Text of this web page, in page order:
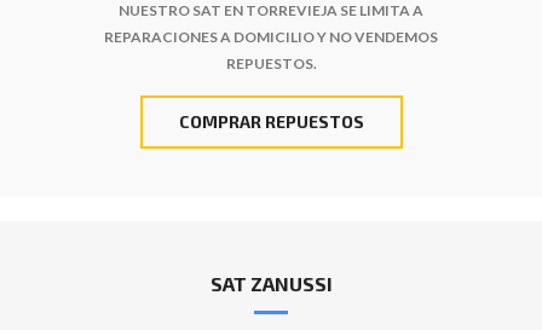
NUESTRO SAT EN TORREVIEJA SE LIMITA A
REPARACIONES A DOMICILIO Y NO VENDEMOS
REPUESTOS.
COMPRAR REPUESTOS
SAT ZANUSSI